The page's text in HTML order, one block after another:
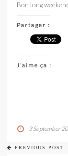
Bon long
Partager :
J’aime ça :
3 September
PREVIOUS POST